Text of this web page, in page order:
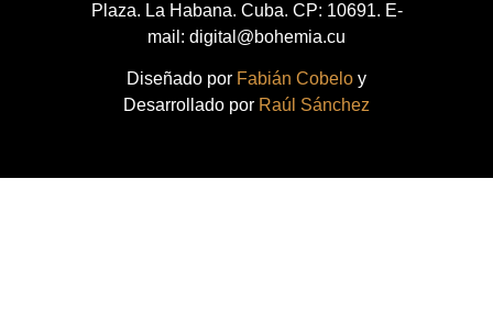
Plaza. La Habana. Cuba. CP: 10691. E-
mail: digital@bohemia.cu
Diseñado por Fabián Cobelo y
Desarrollado por Raúl Sánchez